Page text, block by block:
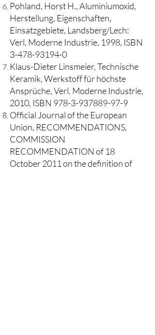
Pohland, Horst H., Aluminiumoxid,
Herstellung, Eigenschaften,
Einsatzgebiete, Landsberg/Lech:
Verl. Moderne Industrie, 1998, ISBN
3-478-93194-0
Klaus-Dieter Linsmeier, Technische
Keramik, Werkstoff für höchste
Ansprüche, Verl. Moderne Industrie,
2010, ISBN 978-3-937889-97-9
Official Journal of the European
Union, RECOMMENDATIONS,
COMMISSION
RECOMMENDATION of 18
October 2011 on the definition of